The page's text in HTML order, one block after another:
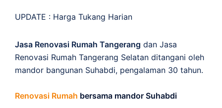
UPDATE : Harga Tukang Harian
Jasa Renovasi Rumah Tangerang dan Jasa
Renovasi Rumah Tangerang Selatan ditangani oleh
mandor bangunan Suhabdi, pengalaman 30 tahun.
Renovasi Rumah bersama mandor Suhabdi